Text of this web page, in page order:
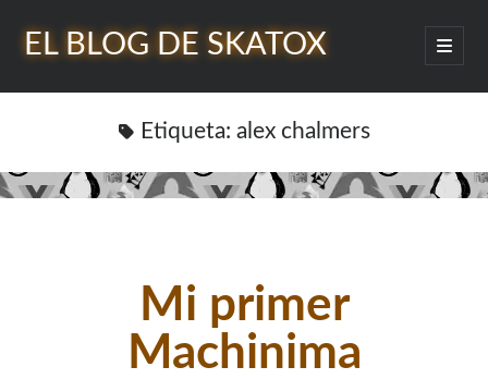
EL BLOG DE SKATOX
abrir
menú
Barra
lateral Etiqueta: alex chalmers
Mi primer
Machinima